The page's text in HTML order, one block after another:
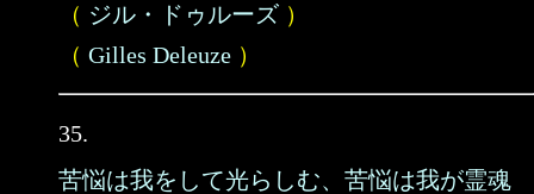
（ ジル・ドゥルーズ ）
（ Gilles Deleuze ）
35.
苦悩は我をして光らしむ、苦悩は我が霊魂